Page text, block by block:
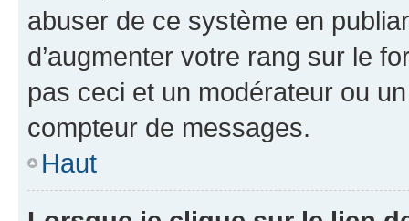
abuser de ce système en
d’augmenter votre rang sur le
pas ceci et un modérateur ou
compteur de messages.
Haut